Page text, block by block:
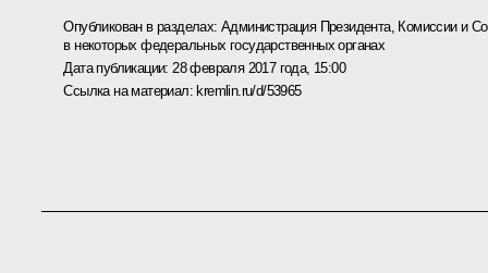
Опубликован в разделах: Администрация Президента, Комиссии и
в некоторых федеральных государственных органах
Дата публикации: 28 февраля 2017 года, 15:00
Ссылка на материал: kremlin.ru/d/53965